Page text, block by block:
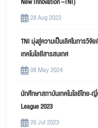
28 Aug 2023
TNI มุ่งสู่ความเป็นเลิศในการวิจั
เทคโนโลยีสารสนเทศ
08 May 2024
นักศึกษาสถาบันเทคโนโลยีไทย-
League 2023
26 Jul 2023